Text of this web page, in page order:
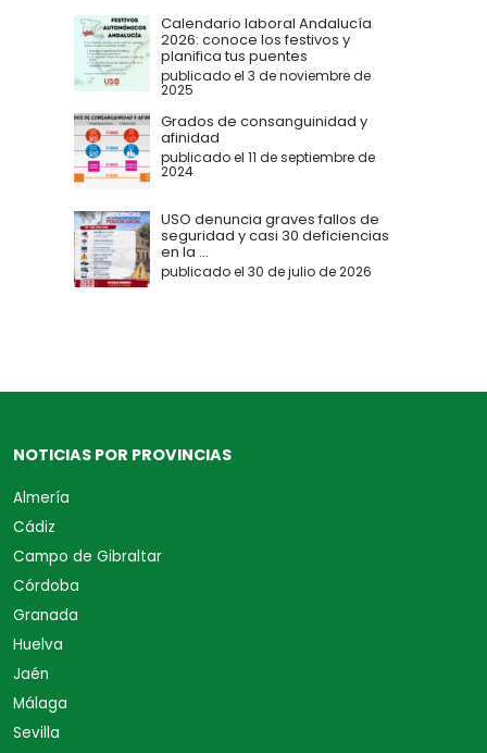
Calendario laboral Andalucía
2026: conoce los festivos y
planifica tus puentes
publicado el 3 de noviembre de
2025
Grados de consanguinidad y
afinidad
publicado el 11 de septiembre de
2024
USO denuncia graves fallos de
seguridad y casi 30 deficiencias
en la ...
publicado el 30 de julio de 2026
NOTICIAS POR PROVINCIAS
Almería
Cádiz
Campo de Gibraltar
Córdoba
Granada
Huelva
Jaén
Málaga
Sevilla